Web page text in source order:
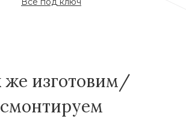
же изготовим/
смонтируем